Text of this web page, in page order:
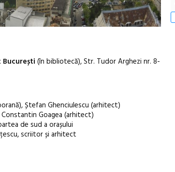
București (în bibliotecă), Str. Tudor Arghezi nr. 8-
Ștefan Ghenciulescu (arhitect)
Goagea (arhitect)
de sud a orașului
scriitor și arhitect